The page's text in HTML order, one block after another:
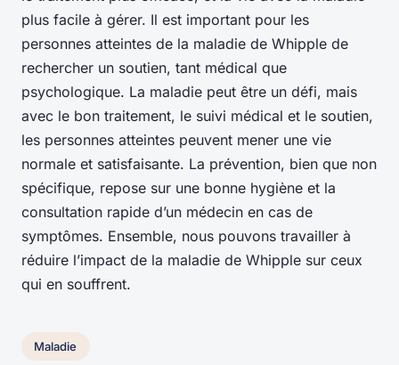
plus facile à gérer. Il est important pour les
personnes atteintes de la maladie de Whipple de
rechercher un soutien, tant médical que
psychologique. La maladie peut être un défi, mais
avec le bon traitement, le suivi médical et le soutien,
les personnes atteintes peuvent mener une vie
normale et satisfaisante. La prévention, bien que non
spécifique, repose sur une bonne hygiène et la
consultation rapide d’un médecin en cas de
symptômes. Ensemble, nous pouvons travailler à
réduire l’impact de la maladie de Whipple sur ceux
qui en souffrent.
Maladie